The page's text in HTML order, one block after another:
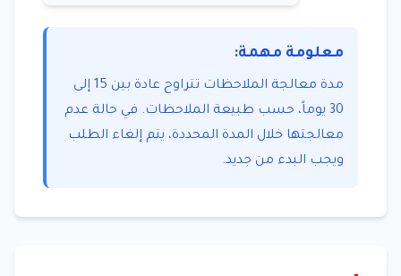
معلومة مهمة:
مدة معالجة الملاحظات تتراوح عادة بين 15 إلى
30 يوماً، حسب طبيعة الملاحظات. في حالة عدم
معالجتها خلال المدة المحددة، يتم إلغاء الطلب
ويجب البدء من جديد.